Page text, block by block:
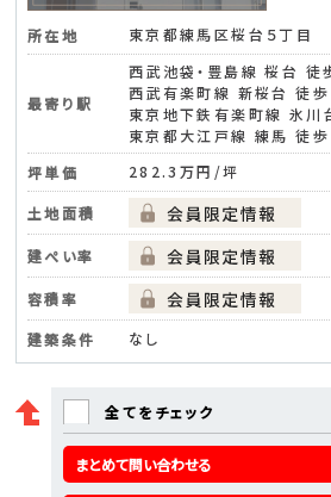
所在地 東京都練馬区桜台５丁目
最寄り駅
西武池袋・豊島線 桜台 徒
西武有楽町線 新桜台 徒
東京地下鉄有楽町線 氷川
東京都大江戸線 練馬 徒
坪単価
282.3万円/坪
土地面積
建ぺい率
容積率
建築条件
なし
全てをチェック
まとめて問い合わせる